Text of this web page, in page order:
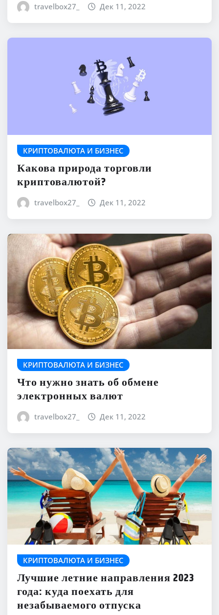
travelbox27_ Дек 11, 2022
КРИПТОВАЛЮТА И БИЗНЕС
Какова природа торговли
криптовалютой?
travelbox27_ Дек 11, 2022
КРИПТОВАЛЮТА И БИЗНЕС
Что нужно знать об обмене
электронных валют
travelbox27_ Дек 11, 2022
КРИПТОВАЛЮТА И БИЗНЕС
Лучшие летние направления 2023
года: куда поехать для
незабываемого отпуска